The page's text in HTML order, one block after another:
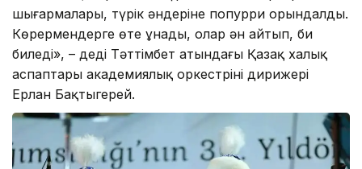
шығармалары, түрік әндеріне попурри орындалды.
Көрермендерге өте ұнады, олар ән айтып, би
биледі», – деді Тәттімбет атындағы Қазақ халық
аспаптары академиялық оркестрінің дирижері
Ерлан Бақтыгерей.